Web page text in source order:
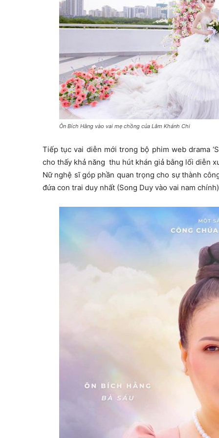
Ôn Bích Hằng vào vai mẹ chồng của Lâm Khánh Chi
Tiếp tục vai diễn mới trong bộ phim web drama
cho thấy khả năng thu hút khán giả bằng lối diễn
Nữ nghệ sĩ góp phần quan trọng cho sự thành
đứa con trai duy nhất (Song Duy vào vai nam